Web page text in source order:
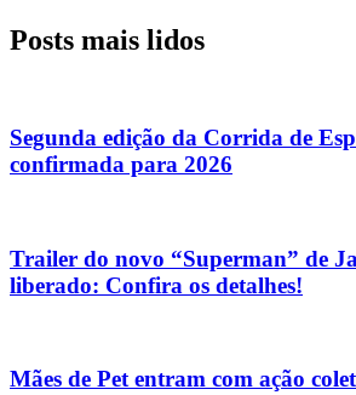
Posts mais lidos
Segunda edição da Corrida de
confirmada para 2026
Trailer do novo “Superman” de
liberado: Confira os detalhes!
Mães de Pet entram com ação